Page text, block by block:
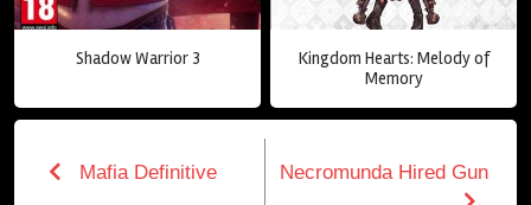
Shadow Warrior 3
Kingdom Hearts: Melody of
Memory
Mafia Definitive Necromunda Hired Gun